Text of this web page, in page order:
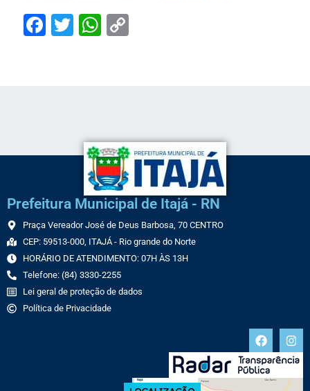
Facebook
TwitterWhatsApp
Prefeitura Municipal de Itajá - RN
Praça Vereador José de Deus Barbosa, 70 CENTRO
CEP: 59513-000, ITAJÁ - Rio grande do Norte
HORÁRIO DE ATENDIMENTO: 07H ÀS 13H
Telefone: (84) 3330-2255
Lei geral de proteção de dados
Política de Privacidade